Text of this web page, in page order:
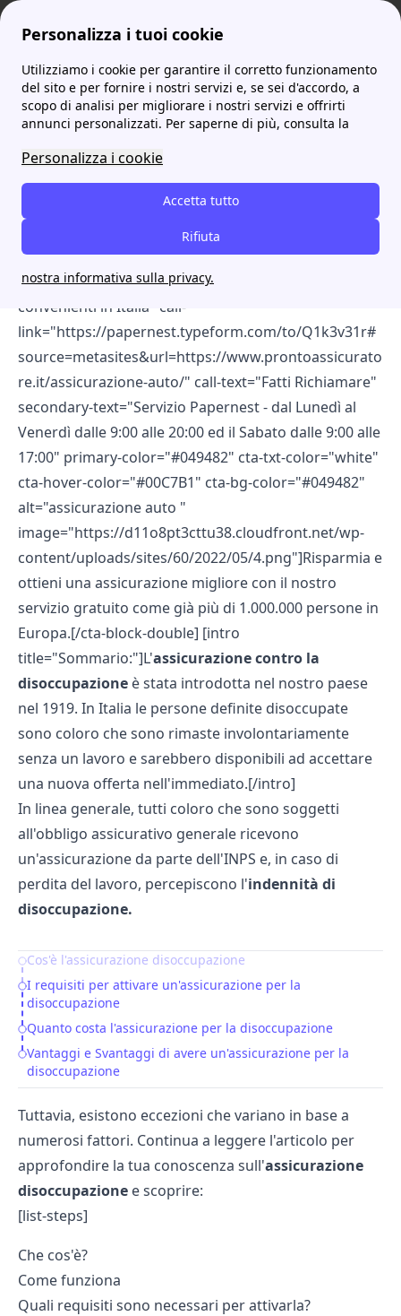
Personalizza i tuoi cookie
Utilizziamo i cookie per garantire il corretto funzionamento
del sito e per fornire i nostri servizi e, se sei d'accordo, a
scopo di analisi per migliorare i nostri servizi e offrirti
annunci personalizzati. Per saperne di più, consulta la
Personalizza i cookie
Accetta tutto
Rifiuta
nostra informativa sulla privacy.
prontoassicuratore Assicurazione contro la disoccupazione: tutto quello che devi sapere
Assicurazione contro la
disoccupazione: tutto
quello che devi sapere
[cta-block-double color="white"
information="Annuncio - Servizio Gratuito: 4,6 ⭐ su
Trustpilot" title="Scopri e attiva le Assicurazioni più
convenienti in Italia" call-
link="https://papernest.typeform.com/to/Q1k3v31r#
source=metasites&url=https://www.prontoassicurato
re.it/assicurazione-auto/" call-text="Fatti Richiamare"
secondary-text="Servizio Papernest - dal Lunedì al
Venerdì dalle 9:00 alle 20:00 ed il Sabato dalle 9:00 alle
17:00" primary-color="#049482" cta-txt-color="white"
cta-hover-color="#00C7B1" cta-bg-color="#049482"
alt="assicurazione auto "
image="https://d11o8pt3cttu38.cloudfront.net/wp-
content/uploads/sites/60/2022/05/4.png"]Risparmia e
ottieni una assicurazione migliore con il nostro
servizio gratuito come già più di 1.000.000 persone in
Europa.[/cta-block-double] [intro
title="Sommario:"]L'assicurazione contro la
disoccupazione è stata introdotta nel nostro paese
nel 1919. In Italia le persone definite disoccupate
sono coloro che sono rimaste involontariamente
senza un lavoro e sarebbero disponibili ad accettare
una nuova offerta nell'immediato.[/intro]
In linea generale, tutti coloro che sono soggetti
all'obbligo assicurativo generale ricevono
un'assicurazione da parte dell'INPS e, in caso di
perdita del lavoro, percepiscono l'indennità di
disoccupazione.
Table of Contents
Cos'è l'assicurazione disoccupazione
I requisiti per attivare un'assicurazione per la
disoccupazione
Quanto costa l'assicurazione per la disoccupazione
Vantaggi e Svantaggi di avere un'assicurazione per la
disoccupazione
Tuttavia, esistono eccezioni che variano in base a
numerosi fattori. Continua a leggere l'articolo per
approfondire la tua conoscenza sull'assicurazione
disoccupazione e scoprire:
[list-steps]
Che cos'è?
Come funziona
Quali requisiti sono necessari per attivarla?